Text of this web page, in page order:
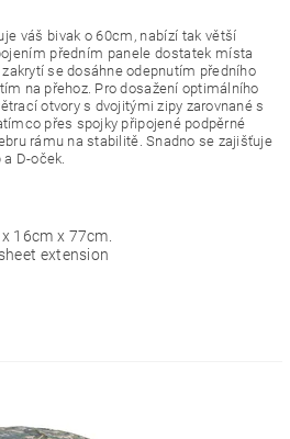
váš bivak o 60cm, nabízí tak větší
předním panele dostatek místa
se dosáhne odepnutím předního
na přehoz. Pro dosažení optimálního
otvory s dvojitými zipy zarovnané s
přes spojky připojené podpěrné
rámu na stabilitě. Snadno se zajišťuje
D-oček.
16cm x 77cm.
extension